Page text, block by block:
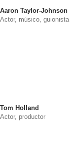
Aaron Taylor-Johnson
Actor, músico, guionista
Tom Holland
Actor, productor